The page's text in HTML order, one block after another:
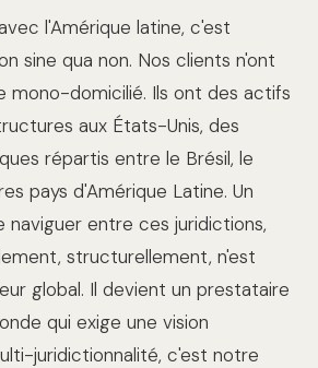
l'Amérique latine, c'est
sine qua non. Nos clients n'ont
mono-domicilié. Ils ont des actifs
aux États-Unis, des
répartis entre le Brésil, le
pays d'Amérique Latine. Un
naviguer entre ces juridictions,
structurellement, n'est
global. Il devient un prestataire
qui exige une vision
juridictionnalité, c'est notre